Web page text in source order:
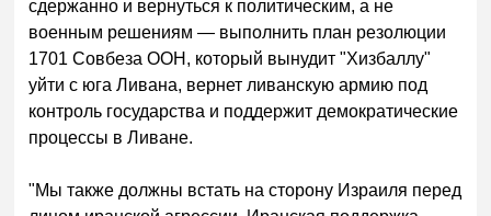
сдержанно и вернуться к политическим, а не
военным решениям — выполнить план резолюции
1701 Совбеза ООН, который вынудит "Хизбаллу"
уйти с юга Ливана, вернет ливанскую армию под
контроль государства и поддержит демократические
процессы в Ливане.
"Мы также должны встать на сторону Израиля перед